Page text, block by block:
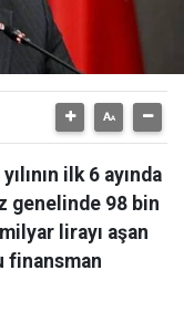
ilk 6 ayında
genelinde 98 bin
lirayı aşan
finansman